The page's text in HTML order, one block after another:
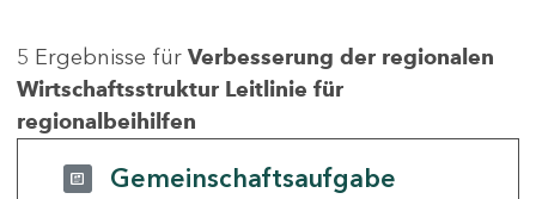
5 Ergebnisse für Verbesserung der regionalen
Wirtschaftsstruktur Leitlinie für
regionalbeihilfen
Gemeinschaftsaufgabe